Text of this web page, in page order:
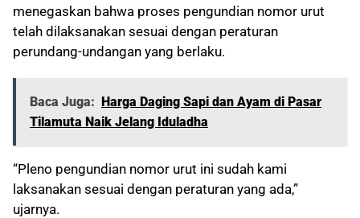
menegaskan bahwa proses pengundian nomor urut
telah dilaksanakan sesuai dengan peraturan
perundang-undangan yang berlaku.
Baca Juga: Harga Daging Sapi dan Ayam di Pasar
Tilamuta Naik Jelang Iduladha
“Pleno pengundian nomor urut ini sudah kami
laksanakan sesuai dengan peraturan yang ada,”
ujarnya.